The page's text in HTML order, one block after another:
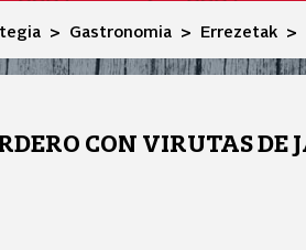
Gastronomia Errezetak
CON VIRUTAS DE